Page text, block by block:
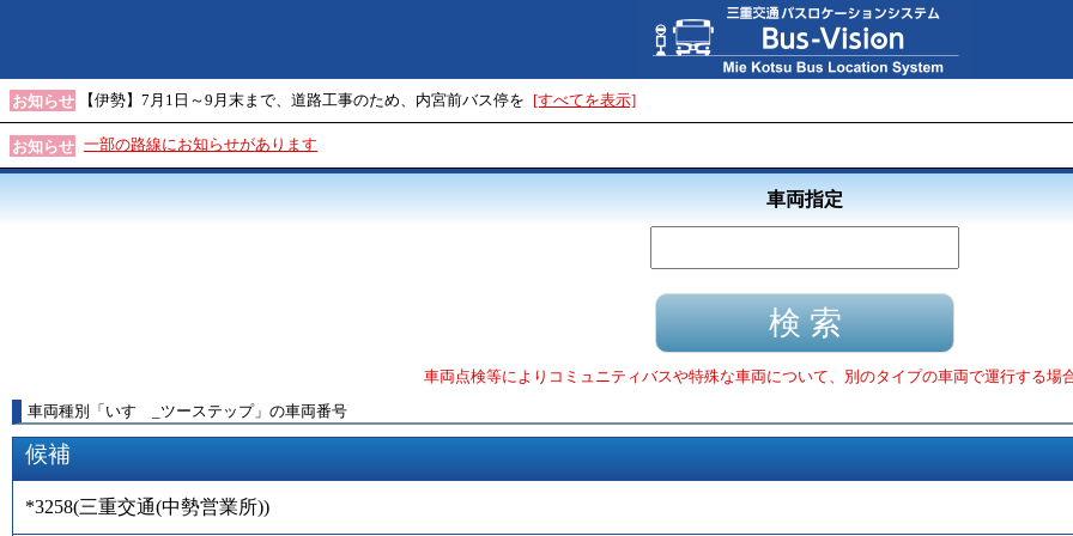
お知らせ 【伊勢】7月1日～9月末まで、道路工事のため、内宮前バス停を [すべてを表示]
お知らせ 一部の路線にお知らせがあります
車両指定
車両点検等によりコミュニティバスや特殊な車両について、別のタイプの車両で運行する場
車両種別
「 いすゞ_ツーステップ」 の車両番号
候補
*3258(三重交通(中勢営業所))